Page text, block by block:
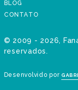
BLOG
CONTATO
© 2009 - 2026,
reservados.
Desenvolvido por